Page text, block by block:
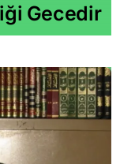
Gecedir